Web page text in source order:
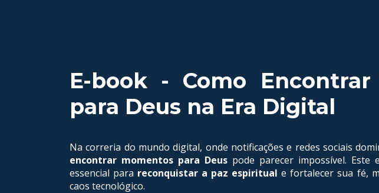
E-book - Como Encontrar
para Deus na Era Digital
Na correria do mundo digital, onde notificações e redes sociais
encontrar momentos para Deuspode parecer impossível. Este
essencial para reconquistar a paz espiritual e fortalecer sua fé,
caos tecnológico.